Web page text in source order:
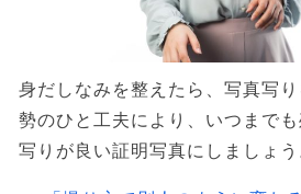
身だしなみを整えたら、写真写
勢のひと工夫により、いつまで
写りが良い証明写真にしましょう